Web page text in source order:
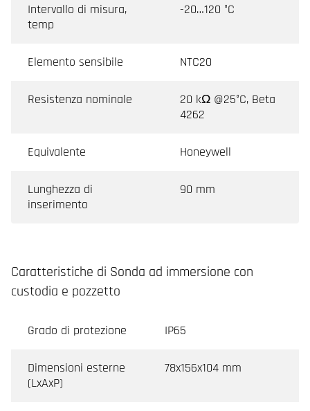
Intervallo di misura,
temp
-20…120 °C
Elemento sensibile NTC20
Resistenza nominale
20 kΩ @25°C, Beta
4262
Equivalente Honeywell
Lunghezza di
inserimento
90 mm
Caratteristiche di Sonda ad immersione con
custodia e pozzetto
Grado di protezione IP65
Dimensioni esterne
(LxAxP)
78x156x104 mm